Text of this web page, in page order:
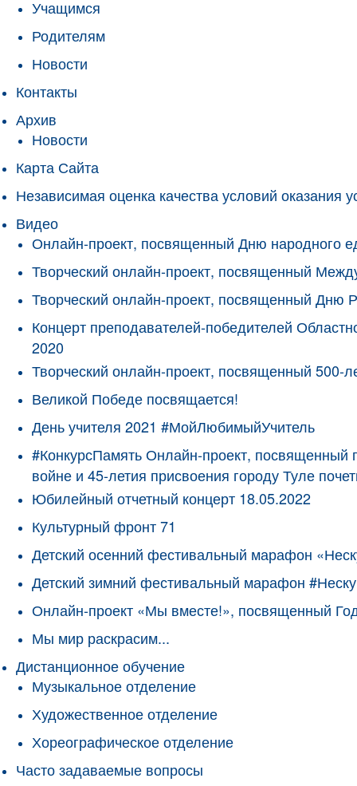
Учащимся
Родителям
Новости
Контакты
Архив
Новости
Карта Сайта
Независимая оценка качества условий оказания
Видео
Онлайн-проект, посвященный Дню народного
Творческий онлайн-проект, посвященный
Творческий онлайн-проект, посвященный Дню
Концерт преподавателей-победителей
2020
Творческий онлайн-проект, посвященный 500-
Великой Победе посвящается!
День учителя 2021 #МойЛюбимыйУчитель
#КонкурсПамять Онлайн-проект,
войне и 45-летия присвоения городу Туле
Юбилейный отчетный концерт 18.05.2022
Культурный фронт 71
Детский осенний фестивальный марафон
Детский зимний фестивальный марафон
Онлайн-проект «Мы вместе!», посвященный
Мы мир раскрасим...
Дистанционное обучение
Музыкальное отделение
Художественное отделение
Хореографическое отделение
Часто задаваемые вопросы